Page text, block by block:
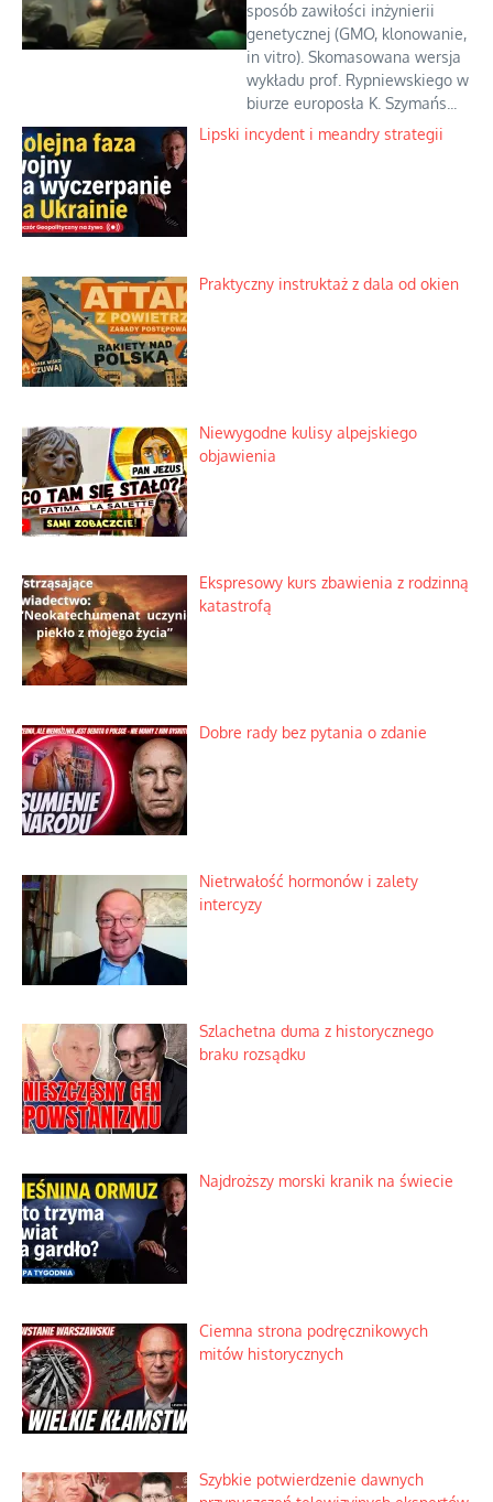
sposób zawiłości inżynierii
genetycznej (GMO, klonowanie,
in vitro). Skomasowana wersja
wykładu prof. Rypniewskiego w
biurze europosła K. Szymańs...